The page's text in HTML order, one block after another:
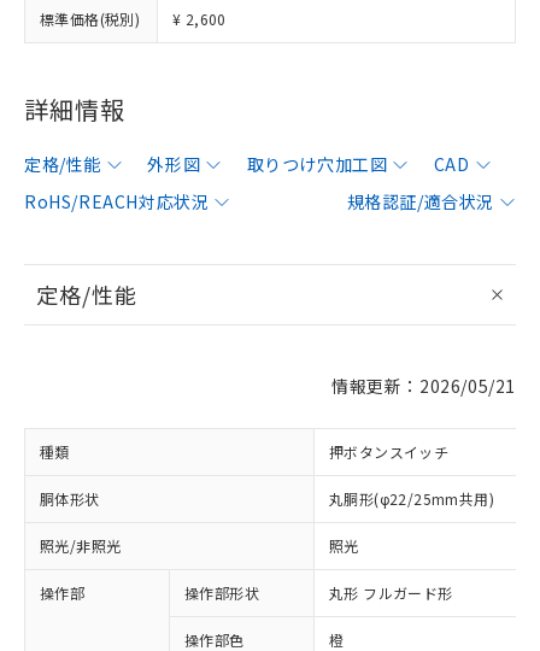
標準価格(税別) ¥ 2,600
詳細情報
定格/性能 外形図 取りつけ穴加工図
CAD
RoHS/REACH対応状況
規格認証/適合状況
定格/性能
情報更新：2026/05/21
種類 押ボタンスイッチ
胴体形状 丸胴形(φ22/25mm共用)
照光/非照光 照光
操作部 操作部形状 丸形 フルガード形
操作部色 橙